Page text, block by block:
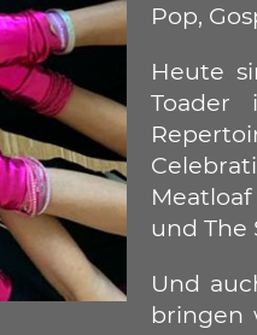
Pop,
Heute
und The
Und
bringen